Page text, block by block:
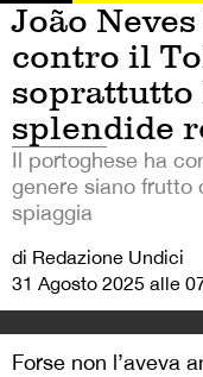
João
contro il
soprattutto
splendide
Il portoghese ha
genere siano frutto
spiaggia
di Redazione Undici
31 Agosto 2025 alle
Forse non l’aveva